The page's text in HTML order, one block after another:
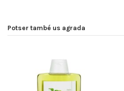
Potser també us agrada